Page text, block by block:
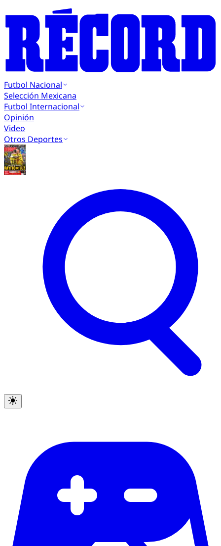
Futbol Nacional
Selección Mexicana
Futbol Internacional
Opinión
Video
Otros Deportes